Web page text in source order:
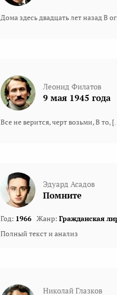
Дома здесь двадцать лет назад В
Леонид Филатов
9 мая 1945 года
Все не верится, черт возьми, В то,
Эдуард Асадов
Помните
Год: 1966 Жанр: Гражданская
Полный текст и анализ
Николай Глазков